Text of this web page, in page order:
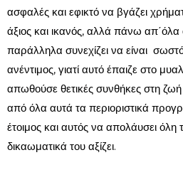
ασφαλές και εφικτό να βγάζει
άξιος και ικανός, αλλά πάνω απ΄όλα
παράλληλα συνεχίζει να είναι
ανέντιμος, γιατί αυτό έπαιζε στο
απωθούσε θετικές συνθήκες στη
από όλα αυτά τα περιοριστικά
έτοιμος και αυτός να απολάυσει
δικαωματικά του αξίζει.